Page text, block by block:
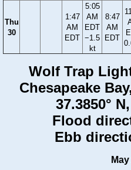
Thu
30
1:47
AM
EDT
5:05
AM
EDT
−1.5
kt
8:47
AM
EDT
Wolf Trap
Chesapeake
37.3850°
Flood
Ebb